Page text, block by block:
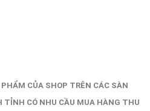
CỦA SHOP TRÊN CÁC SÀN
CÓ NHU CẦU MUA HÀNG THU